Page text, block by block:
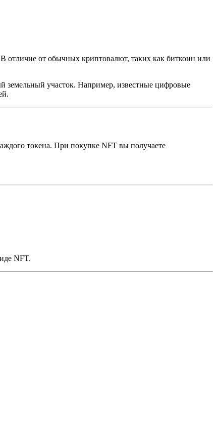
отличие от обычных криптовалют, таких как биткоин или
земельный участок. Например, известные цифровые
токена. При покупке NFT вы получаете
NFT.